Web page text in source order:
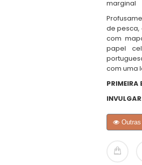
marginal
de pesca,
com
papel
com uma
PRIMEIRA